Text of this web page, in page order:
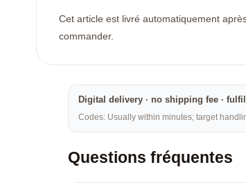
Cet article est livré automatiquement
commander.
Digital delivery · no shipping fee ·
Codes: Usually within minutes; target
Questions fréquentes